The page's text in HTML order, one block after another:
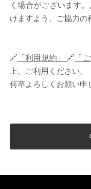
く場合がございます
けますよう、ご協力の
🔗 「利用規約」 🔗 「
上、ご利用ください。
何卒よろしくお願い申